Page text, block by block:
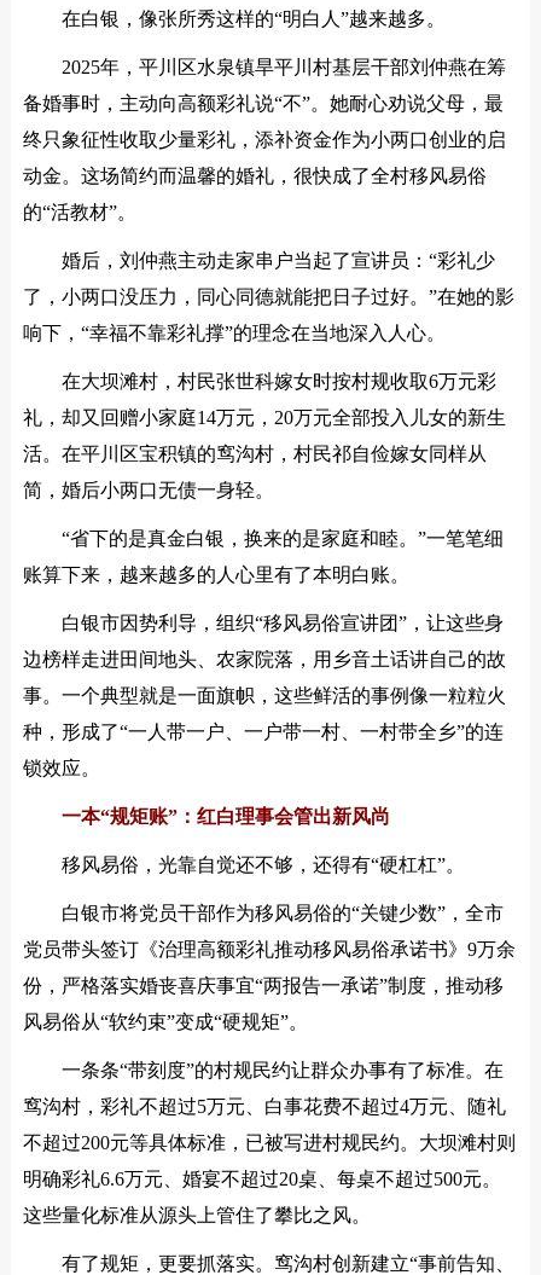
在白银，像张所秀这样的“明白人”越来越多。
2025年，平川区水泉镇旱平川村基层干部刘仲燕在筹
备婚事时，主动向高额彩礼说“不”。她耐心劝说父母，最
终只象征性收取少量彩礼，添补资金作为小两口创业的启
动金。这场简约而温馨的婚礼，很快成了全村移风易俗
的“活教材”。
婚后，刘仲燕主动走家串户当起了宣讲员：“彩礼少
了，小两口没压力，同心同德就能把日子过好。”在她的影
响下，“幸福不靠彩礼撑”的理念在当地深入人心。
在大坝滩村，村民张世科嫁女时按村规收取6万元彩
礼，却又回赠小家庭14万元，20万元全部投入儿女的新生
活。在平川区宝积镇的窎沟村，村民祁自俭嫁女同样从
简，婚后小两口无债一身轻。
“省下的是真金白银，换来的是家庭和睦。”一笔笔细
账算下来，越来越多的人心里有了本明白账。
白银市因势利导，组织“移风易俗宣讲团”，让这些身
边榜样走进田间地头、农家院落，用乡音土话讲自己的故
事。一个典型就是一面旗帜，这些鲜活的事例像一粒粒火
种，形成了“一人带一户、一户带一村、一村带全乡”的连
锁效应。
一本“规矩账”：红白理事会管出新风尚
移风易俗，光靠自觉还不够，还得有“硬杠杠”。
白银市将党员干部作为移风易俗的“关键少数”，全市
党员带头签订《治理高额彩礼推动移风易俗承诺书》9万余
份，严格落实婚丧喜庆事宜“两报告一承诺”制度，推动移
风易俗从“软约束”变成“硬规矩”。
一条条“带刻度”的村规民约让群众办事有了标准。在
窎沟村，彩礼不超过5万元、白事花费不超过4万元、随礼
不超过200元等具体标准，已被写进村规民约。大坝滩村则
明确彩礼6.6万元、婚宴不超过20桌、每桌不超过500元。
这些量化标准从源头上管住了攀比之风。
有了规矩，更要抓落实。窎沟村创新建立“事前告知、